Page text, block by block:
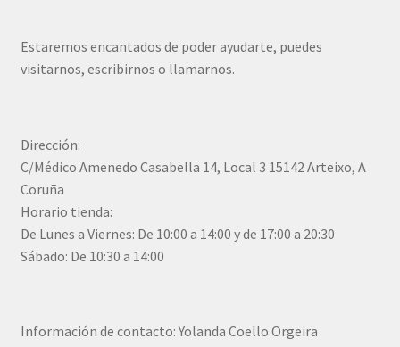
Estaremos encantados de poder ayudarte, puedes
visitarnos, escribirnos o llamarnos.
Dirección:
C/Médico Amenedo Casabella 14, Local 3 15142 Arteixo, A
Coruña
Horario tienda:
De Lunes a Viernes: De 10:00 a 14:00 y de 17:00 a 20:30
Sábado: De 10:30 a 14:00
Información de contacto: Yolanda Coello Orgeira